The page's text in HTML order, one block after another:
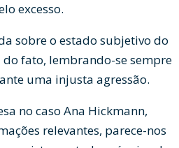
excesso.
sobre o estado subjetivo do
fato, lembrando-se sempre
uma injusta agressão.
no caso Ana Hickmann,
relevantes, parece-nos